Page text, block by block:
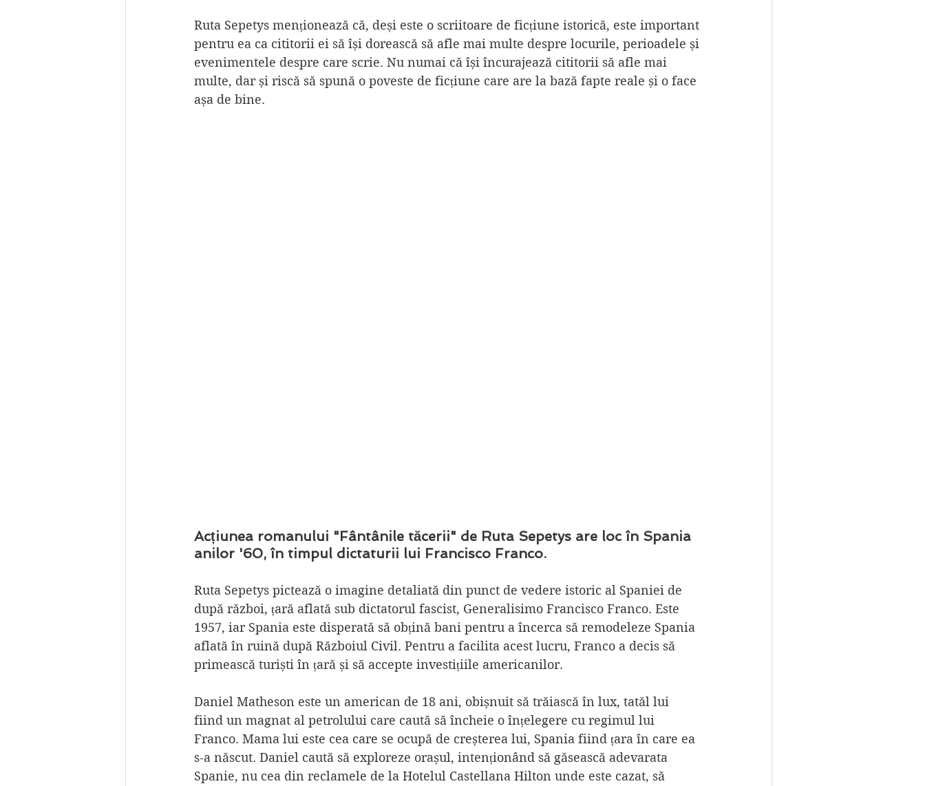
Ruta Sepetys menționează că, deși este o scriitoare de ficțiune istorică, este important
pentru ea ca cititorii ei să își dorească să afle mai multe despre locurile, perioadele și
evenimentele despre care scrie. Nu numai că își încurajează cititorii să afle mai
multe, dar și riscă să spună o poveste de ficțiune care are la bază fapte reale și o face
așa de bine.
Acțiunea romanului "Fântânile tăcerii" de Ruta Sepetys are loc în Spania
anilor '60, în timpul dictaturii lui Francisco Franco.
Ruta Sepetys pictează o imagine detaliată din punct de vedere istoric al Spaniei de
după război, țară aflată sub dictatorul fascist, Generalisimo Francisco Franco. Este
1957, iar Spania este disperată să obțină bani pentru a încerca să remodeleze Spania
aflată în ruină după Războiul Civil. Pentru a facilita acest lucru, Franco a decis să
primească turiști în țară și să accepte investițiile americanilor.
Daniel Matheson este un american de 18 ani, obișnuit să trăiască în lux, tatăl lui
fiind un magnat al petrolului care caută să încheie o înțelegere cu regimul lui
Franco. Mama lui este cea care se ocupă de creșterea lui, Spania fiind țara în care ea
s-a născut. Daniel caută să exploreze orașul, intenționând să găsească adevarata
Spanie, nu cea din reclamele de la Hotelul Castellana Hilton unde este cazat, să